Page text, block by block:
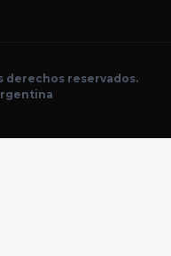
derechos reservados.